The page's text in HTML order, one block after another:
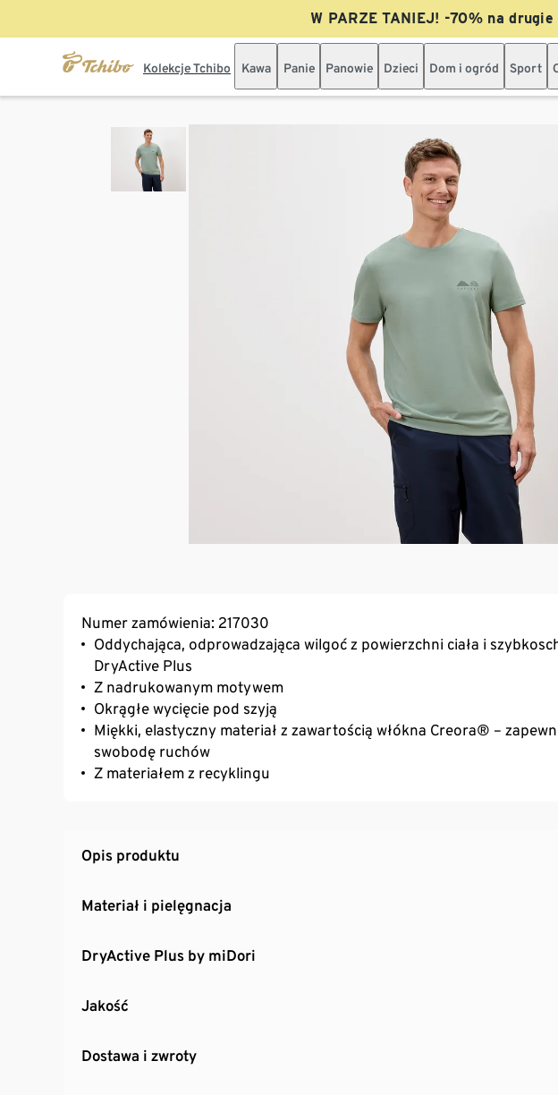
W PARZE TANIEJ! -70% na drugie
Kolekcje Tchibo Kawa Panie Panowie Dzieci Dom i ogród Sport
Numer zamówienia: 217030
Oddychająca, odprowadzająca wilgoć z powierzchni ciała i
DryActive Plus
Z nadrukowanym motywem
Okrągłe wycięcie pod szyją
Miękki, elastyczny materiał z zawartością włókna Creora® –
swobodę ruchów
Z materiałem z recyklingu
Opis produktu
Materiał i pielęgnacja
DryActive Plus by miDori
Jakość
Dostawa i zwroty